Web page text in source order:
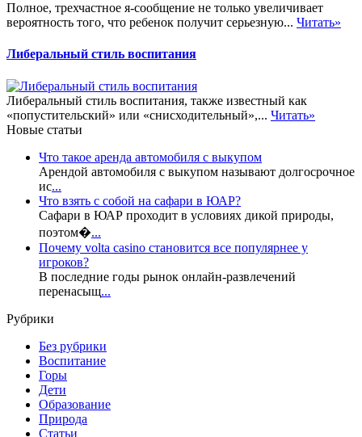
Полное, трехчастное я-сообщение не только увеличивает
вероятность того, что ребенок получит серьезную... Читать»
Либеральный стиль воспитания
Либеральный стиль воспитания, также известный как
«попустительский» или «снисходительный»,... Читать»
Новые статьи
Что такое аренда автомобиля с выкупом
Арендой автомобиля с выкупом называют долгосрочное
ис...
Что взять с собой на сафари в ЮАР?
Сафари в ЮАР проходит в условиях дикой природы,
поэтом�...
Почему volta casino становится все популярнее у
игроков?
В последние годы рынок онлайн-развлечений
перенасыщ...
Рубрики
Без рубрики
Воспитание
Горы
Дети
Образование
Природа
Статьи